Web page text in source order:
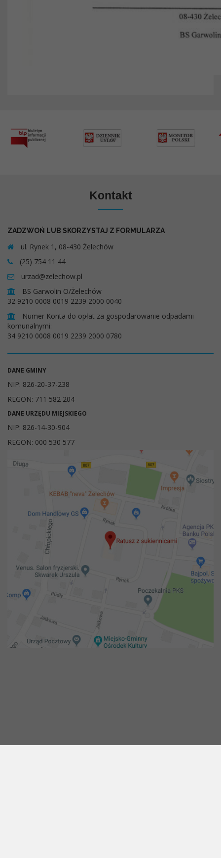
Kontakt
ZADZWOŃ LUB SKORZYSTAJ Z FORMULARZA
ul. Rynek 1, 08-430 Żelechów
(25) 754 11 44
urzad@zelechow.pl
BS Garwolin O/Żelechów
32 9210 0008 0019 2239 2000 0040
Numer Konta do opłat za gospodarowanie odpadami
komunalnymi:
34 9210 0008 0019 2239 2000 0780
DANE GMINY
NIP: 826-20-37-238
REGON: 711 582 204
DANE URZĘDU MIEJSKIEGO
NIP: 826-14-30-904
REGON: 000 530 577